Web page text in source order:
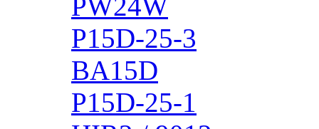
P15D-25-3
BA15D
P15D-25-1